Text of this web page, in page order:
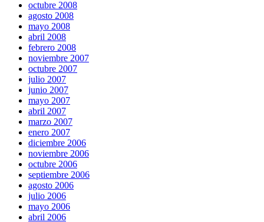
octubre 2008
agosto 2008
mayo 2008
abril 2008
febrero 2008
noviembre 2007
octubre 2007
julio 2007
junio 2007
mayo 2007
abril 2007
marzo 2007
enero 2007
diciembre 2006
noviembre 2006
octubre 2006
septiembre 2006
agosto 2006
julio 2006
mayo 2006
abril 2006